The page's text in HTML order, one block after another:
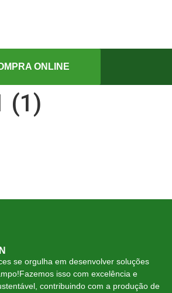
ONLINE
(1)
se orgulha em desenvolver soluções
isso com excelência e
contribuindo com a produção de